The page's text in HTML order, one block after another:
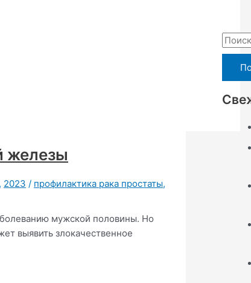
железы
, 2023 / профилактика рака простаты,
мужской половины. Но
выявить злокачественное
П
о
к